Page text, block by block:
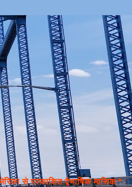
से प्रकाशित द्वैभाषिक मासिक *